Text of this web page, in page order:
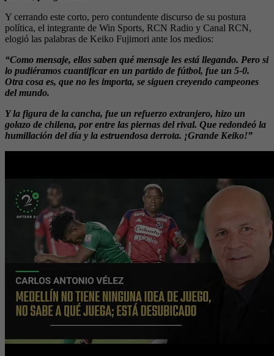
Y cerrando este corto, pero contundente discurso de su postura
política, el integrante de Win Sports, RCN Radio y Canal RCN,
elogió las palabras de Keiko Fujimori ante los medios:
“Como mensaje, ellos saben qué mensaje les está llegando. Pero si
lo pudiéramos cuantificar en un partido de fútbol, fue un 5-0.
Otra cosa es, que no les importa, se siguen creyendo campeones
del mundo.
Y la figura de la cancha, fue un refuerzo extranjero, hizo un
golazo de chilena, por entre las piernas del rival. Que redondeó la
humillación del día y la estruendosa derrota. ¡Grande Keiko!”